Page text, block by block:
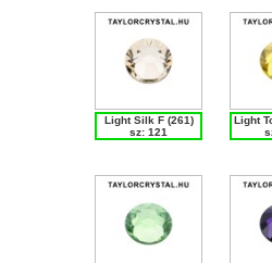
Light Silk F (261)
sz: 121
Light